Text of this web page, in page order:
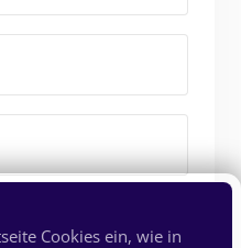
Cookies ein, wie in